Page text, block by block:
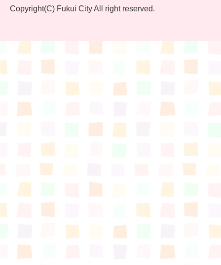
Copyright(C) Fukui City All right reserved.